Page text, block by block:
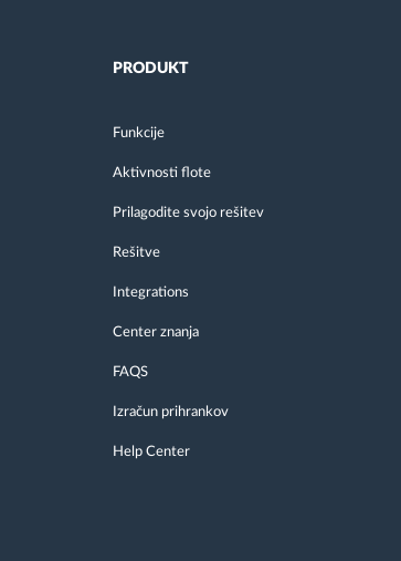
PRODUKT
Funkcije
Aktivnosti flote
Prilagodite svojo rešitev
Rešitve
Integrations
Center znanja
FAQS
Izračun prihrankov
Help Center